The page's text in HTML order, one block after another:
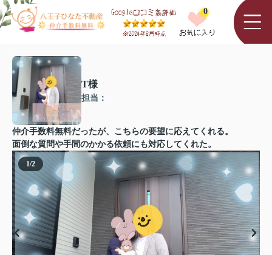
0
T様
担当：
仲介手数料無料だったが、こちらの要望に応えてくれる。
面倒な質問や手間のかかる依頼にも対応してくれた。
1/2